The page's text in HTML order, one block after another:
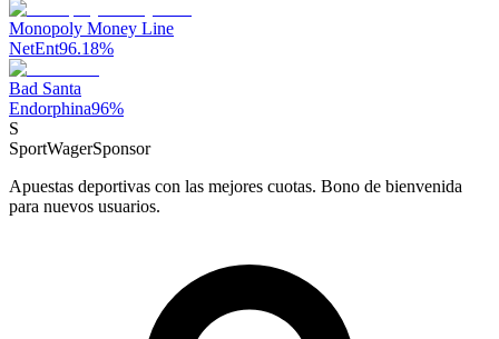
Monopoly Money Line
NetEnt96.18%
Bad Santa
Endorphina96%
S
SportWagerSponsor
Apuestas deportivas con las mejores cuotas. Bono de bienvenida
para nuevos usuarios.